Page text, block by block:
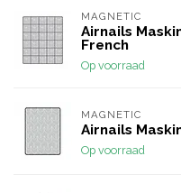
MAGNETIC
Airnails
French
Op voorraad
MAGNETIC
Airnails
Op voorraad